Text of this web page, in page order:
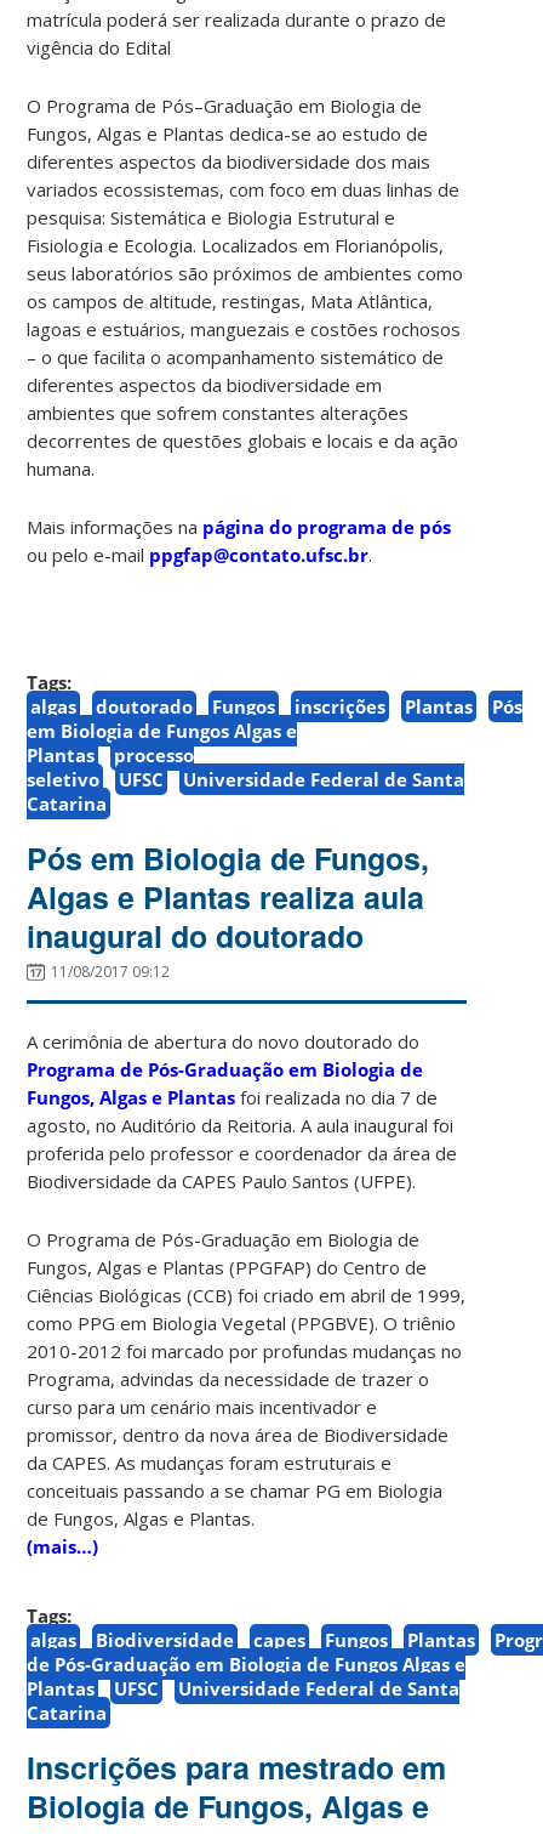
matrícula poderá ser realizada durante o prazo de
vigência do Edital
O Programa de Pós–Graduação em Biologia de
Fungos, Algas e Plantas dedica-se ao estudo de
diferentes aspectos da biodiversidade dos mais
variados ecossistemas, com foco em duas linhas de
pesquisa: Sistemática e Biologia Estrutural e
Fisiologia e Ecologia. Localizados em Florianópolis,
seus laboratórios são próximos de ambientes como
os campos de altitude, restingas, Mata Atlântica,
lagoas e estuários, manguezais e costões rochosos
– o que facilita o acompanhamento sistemático de
diferentes aspectos da biodiversidade em
ambientes que sofrem constantes alterações
decorrentes de questões globais e locais e da ação
humana.
Mais informações na página do programa de pós
ou pelo e-mail ppgfap@contato.ufsc.br.
Tags:
algas
doutorado Fungos inscrições Plantas
Pós
em Biologia de Fungos Algas e
Plantas
processo
seletivo
UFSC
Universidade Federal de Santa
Catarina
Pós em Biologia de Fungos,
Algas e Plantas realiza aula
inaugural do doutorado
11/08/2017 09:12
A cerimônia de abertura do novo doutorado do
Programa de Pós-Graduação em Biologia de
Fungos, Algas e Plantas foi realizada no dia 7 de
agosto, no Auditório da Reitoria. A aula inaugural foi
proferida pelo professor e coordenador da área de
Biodiversidade da CAPES Paulo Santos (UFPE).
O Programa de Pós-Graduação em Biologia de
Fungos, Algas e Plantas (PPGFAP) do Centro de
Ciências Biológicas (CCB) foi criado em abril de 1999,
como PPG em Biologia Vegetal (PPGBVE). O triênio
2010-2012 foi marcado por profundas mudanças no
Programa, advindas da necessidade de trazer o
curso para um cenário mais incentivador e
promissor, dentro da nova área de Biodiversidade
da CAPES. As mudanças foram estruturais e
conceituais passando a se chamar PG em Biologia
de Fungos, Algas e Plantas.
(mais…)
Tags:
algas
Biodiversidade capes Fungos Plantas
de Pós-Graduação em Biologia de Fungos Algas e
Plantas
UFSC
Universidade Federal de Santa
Catarina
Inscrições para mestrado em
Biologia de Fungos, Algas e